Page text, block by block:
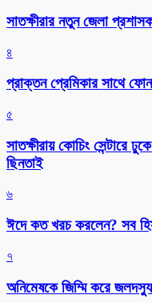
সাতক্ষীরার নতুন জেলা
৪
প্রাক্তন প্রেমিকার সাথে
৫
সাতক্ষীরায় কোচিং সেন্টারে
ছিনতাই
৬
ঈদে কত খরচ করলেন? সব
৭
অনিমেষকে জিম্মি করে